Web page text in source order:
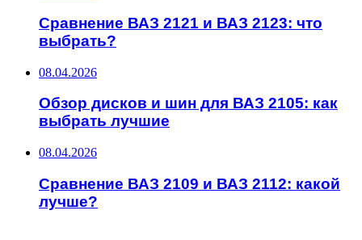
Сравнение ВАЗ 2121 и ВАЗ 2123: что
выбрать?
08.04.2026
Обзор дисков и шин для ВАЗ 2105: как
выбрать лучшие
08.04.2026
Сравнение ВАЗ 2109 и ВАЗ 2112: какой
лучше?